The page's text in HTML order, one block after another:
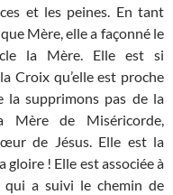
et les peines. En tant
Mère, elle a façonné le
la Mère. Elle est si
Croix qu’elle est proche
la supprimons pas de la
Mère de Miséricorde,
de Jésus. Elle est la
gloire ! Elle est associée à
a suivi le chemin de